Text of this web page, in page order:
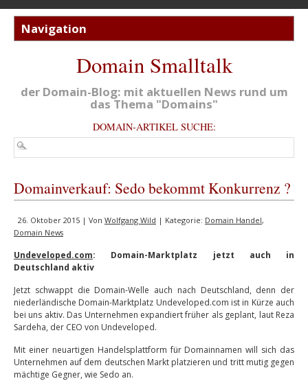
Domain Smalltalk
der Domain-Blog: mit aktuellen News rund um
das Thema "Domains"
DOMAIN-ARTIKEL SUCHE:
Domainverkauf: Sedo bekommt Konkurrenz ?
26. Oktober 2015 | Von Wolfgang Wild | Kategorie: Domain Handel,
Domain News
Undeveloped.com: Domain-Marktplatz jetzt auch in
Deutschland aktiv
Jetzt schwappt die Domain-Welle auch nach Deutschland, denn der
niederländische Domain-Marktplatz Undeveloped.com ist in Kürze auch
bei uns aktiv. Das Unternehmen expandiert früher als geplant, laut Reza
Sardeha, der CEO von Undeveloped.
Mit einer neuartigen Handelsplattform für Domainnamen will sich das
Unternehmen auf dem deutschen Markt platzieren und tritt mutig gegen
mächtige Gegner, wie Sedo an.